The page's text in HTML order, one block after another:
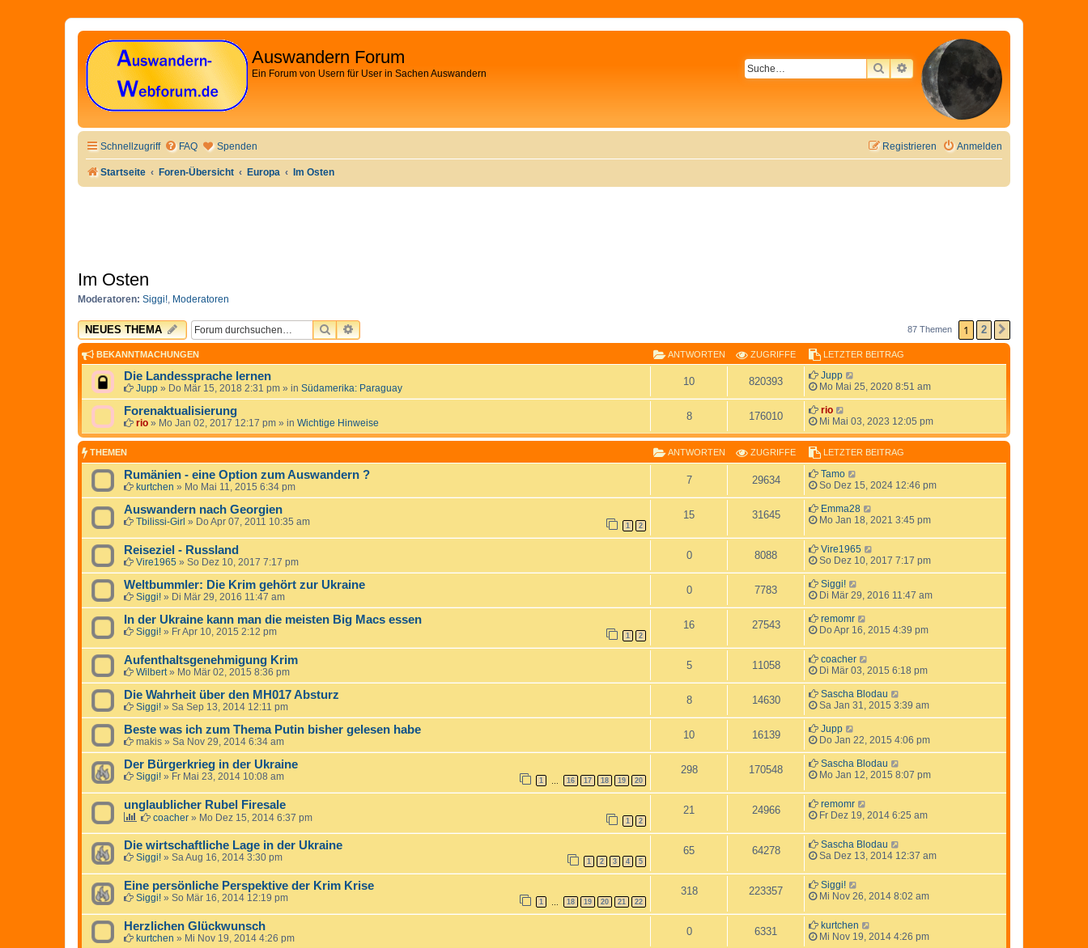
Auswandern Forum
Ein Forum von Usern für User in Sachen Auswandern SUCHEERWEITERTE SUCHE
Schnellzugriff FAQ Spenden Anmelden
Registrieren
Startseite Foren-Übersicht Europa Im Osten
Im Osten
Moderatoren: Siggi!, Moderatoren
NEUES THEMA SUCHEERWEITERTE SUCHE 87 Themen 1 2
BEKANNTMACHUNGEN ANTWORTEN ZUGRIFFE LETZTER BEITRAG
Die Landessprache lernen
Jupp » Do Mär 15, 2018 2:31 pm » in Südamerika: Paraguay
10 820393
Jupp
Mo Mai 25, 2020 8:51 am
Forenaktualisierung
rio » Mo Jan 02, 2017 12:17 pm » in Wichtige Hinweise
8 176010
rio
Mi Mai 03, 2023 12:05 pm
THEMEN ANTWORTEN ZUGRIFFE LETZTER BEITRAG
Rumänien - eine Option zum Auswandern ?
kurtchen » Mo Mai 11, 2015 6:34 pm
7 29634
Tamo
So Dez 15, 2024 12:46 pm
Auswandern nach Georgien
Tbilissi-Girl » Do Apr 07, 2011 10:35 am 1 2
15 31645
Emma28
Mo Jan 18, 2021 3:45 pm
Reiseziel - Russland
Vire1965 » So Dez 10, 2017 7:17 pm
0 8088
Vire1965
So Dez 10, 2017 7:17 pm
Weltbummler: Die Krim gehört zur Ukraine
Siggi! » Di Mär 29, 2016 11:47 am
0 7783
Siggi!
Di Mär 29, 2016 11:47 am
In der Ukraine kann man die meisten Big Macs essen
Siggi! » Fr Apr 10, 2015 2:12 pm 1 2
16 27543
remomr
Do Apr 16, 2015 4:39 pm
Aufenthaltsgenehmigung Krim
Wilbert» Mo Mär 02, 2015 8:36 pm
5 11058
coacher
Di Mär 03, 2015 6:18 pm
Die Wahrheit über den MH017 Absturz
Siggi! » Sa Sep 13, 2014 12:11 pm
8 14630
Sascha Blodau
Sa Jan 31, 2015 3:39 am
Beste was ich zum Thema Putin bisher gelesen habe
makis » Sa Nov 29, 2014 6:34 am
10 16139
Jupp
Do Jan 22, 2015 4:06 pm
Der Bürgerkrieg in der Ukraine
Siggi! » Fr Mai 23, 2014 10:08 am 1 16 17 18 19 20
298 170548
Sascha Blodau
Mo Jan 12, 2015 8:07 pm
unglaublicher Rubel Firesale
coacher » Mo Dez 15, 2014 6:37 pm 1 2
21 24966
remomr
Fr Dez 19, 2014 6:25 am
Die wirtschaftliche Lage in der Ukraine
Siggi! » Sa Aug 16, 2014 3:30 pm 1 2 3 4 5
65 64278
Sascha Blodau
Sa Dez 13, 2014 12:37 am
Eine persönliche Perspektive der Krim Krise
Siggi! » So Mär 16, 2014 12:19 pm 1 18 19 20 21 22
318 223357
Siggi!
Mi Nov 26, 2014 8:02 am
Herzlichen Glückwunsch
kurtchen » Mi Nov 19, 2014 4:26 pm
0 6331
kurtchen
Mi Nov 19, 2014 4:26 pm